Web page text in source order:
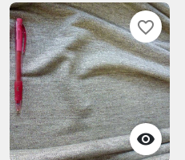

favorite_border